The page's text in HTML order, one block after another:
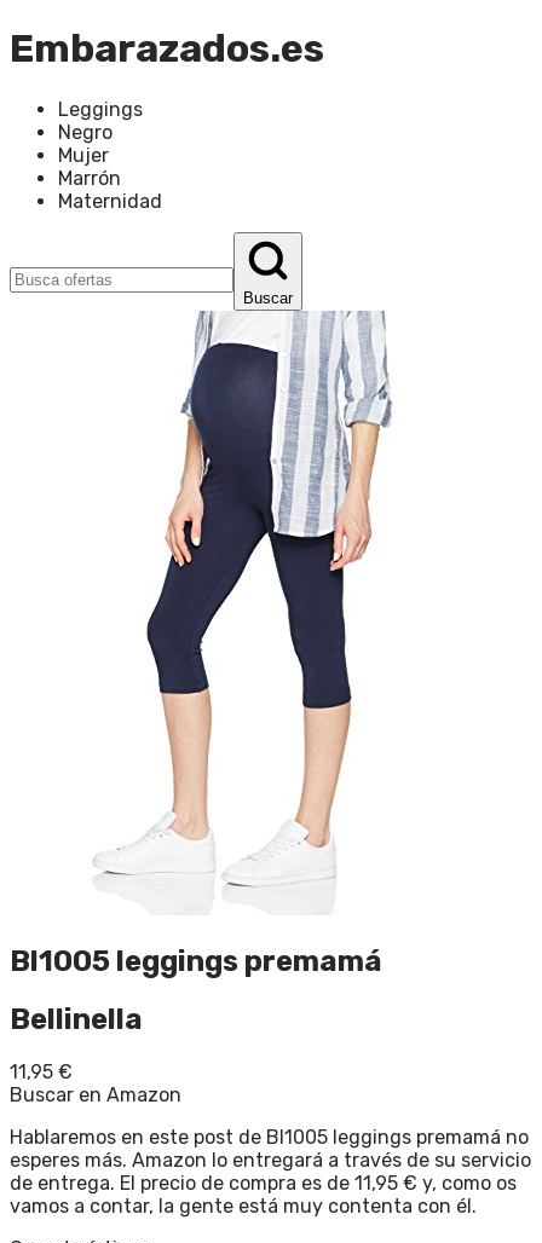
Embarazados.es
Leggings
Negro
Mujer
Marrón
Maternidad
Buscar
Bl1005 leggings premamá
Bellinella
11,95 €
Buscar en Amazon
Hablaremos en este post de Bl1005 leggings premamá no
esperes más. Amazon lo entregará a través de su servicio
de entrega. El precio de compra es de 11,95 € y, como os
vamos a contar, la gente está muy contenta con él.